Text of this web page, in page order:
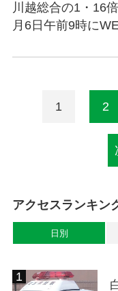
川越総合の1・16
月6日午前9時に
1 2
アクセスランキン
日別